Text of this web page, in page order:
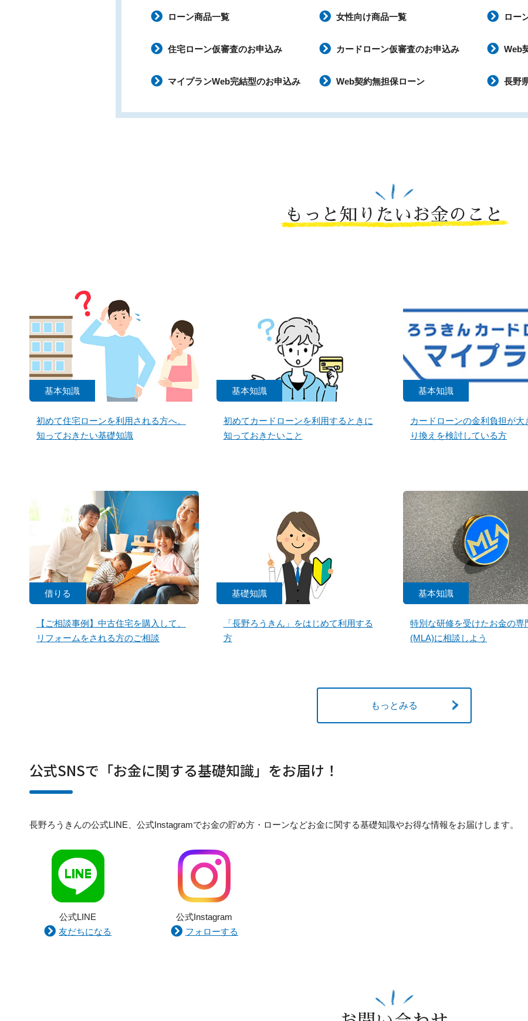
ローン商品一覧 女性向け商品一覧 ロー
住宅ローン仮審査のお申込み カードローン仮審査のお申込み Web
マイプランWeb完結型のお申込み Web契約無担保ローン 長野
もっと知りたいお金のこと
基本知識
初めて住宅ローンを利用される方へ。
知っておきたい基礎知識
基本知識
初めてカードローンを利用するときに
知っておきたいこと
基本知識
カードローンの金利負担が大
り換えを検討している方
借りる
【ご相談事例】中古住宅を購入して、
リフォームをされる方のご相談
基礎知識
「長野ろうきん」をはじめて利用する
方
基本知識
特別な研修を受けたお金の専
(MLA)に相談しよう
もっとみる
公式SNSで「お金に関する基礎知識」をお届け！
長野ろうきんの公式LINE、公式Instagramでお金の貯め方・ローンなどお金に関する基礎知識やお得な情報をお届けします。
公式LINE
友だちになる
公式Instagram
フォローする